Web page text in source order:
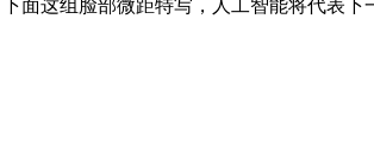
面这组脸部微距特写，人工智能将代表下